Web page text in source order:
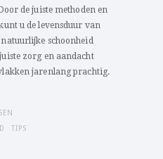
de juiste methoden en
u de levensduur van
schoonheid
zorg en aandacht
jarenlang prachtig.
TIPS